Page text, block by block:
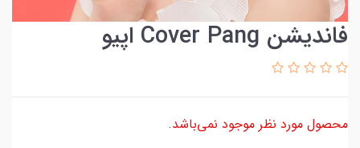
فاندیشن Cover Pang اپیو
محصول مورد نظر موجود نمی‌باشد.